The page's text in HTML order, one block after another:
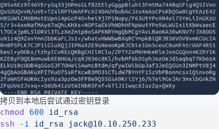
拷贝到本地后尝试通过密钥登录
chmod 600 id_rsa
ssh -i id_rsa jack@10.10.250.233